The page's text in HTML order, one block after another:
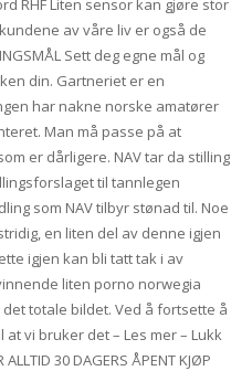
av våre liv er også de
Sett deg egne mål og
din. Gartneriet er en
har nakne norske amatører
Man må passe på at
er dårligere. NAV tar da stilling
til tannlegen
som NAV tilbyr stønad til. Noe
en liten del av denne igjen
igjen kan bli tatt tak i av
liten porno norwegia
totale bildet. Ved å fortsette å
vi bruker det – Les mer – Lukk
ALLTID 30 DAGERS ÅPENT KJØP